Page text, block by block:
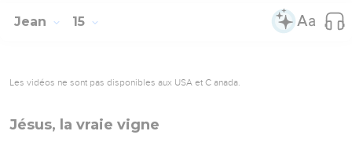
Jean 15
Les vidéos ne sont pas disponibles aux USA et C anada.
Jésus, la vraie vigne